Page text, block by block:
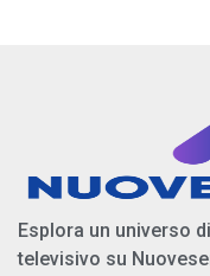
Esplora un universo
televisivo su